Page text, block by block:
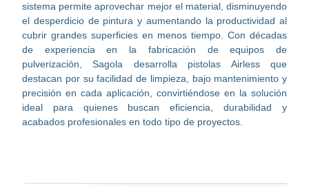
sistema permite aprovechar mejor el material, disminuyendo
el desperdicio de pintura y aumentando la productividad al
cubrir grandes superficies en menos tiempo. Con décadas
de experiencia en la fabricación de equipos de
pulverización, Sagola desarrolla pistolas Airless que
destacan por su facilidad de limpieza, bajo mantenimiento y
precisión en cada aplicación, convirtiéndose en la solución
ideal para quienes buscan eficiencia, durabilidad y
acabados profesionales en todo tipo de proyectos.